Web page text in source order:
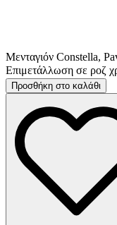
Μενταγιόν Constella,
Επιμετάλλωση σε ροζ
Προσθήκη στο καλάθι